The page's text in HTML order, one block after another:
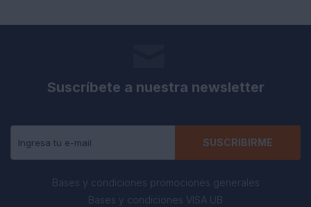
Suscríbete a nuestra newsletter
SUSCRIBIRME
Bases y condiciones promociones generales
Bases y condiciones VISA UB